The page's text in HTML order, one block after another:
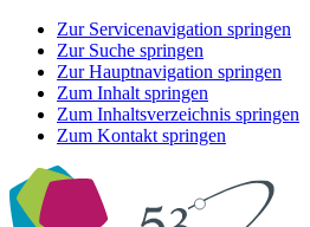
Zur Servicenavigation springen
Zur Suche springen
Zur Hauptnavigation springen
Zum Inhalt springen
Zum Inhaltsverzeichnis springen
Zum Kontakt springen